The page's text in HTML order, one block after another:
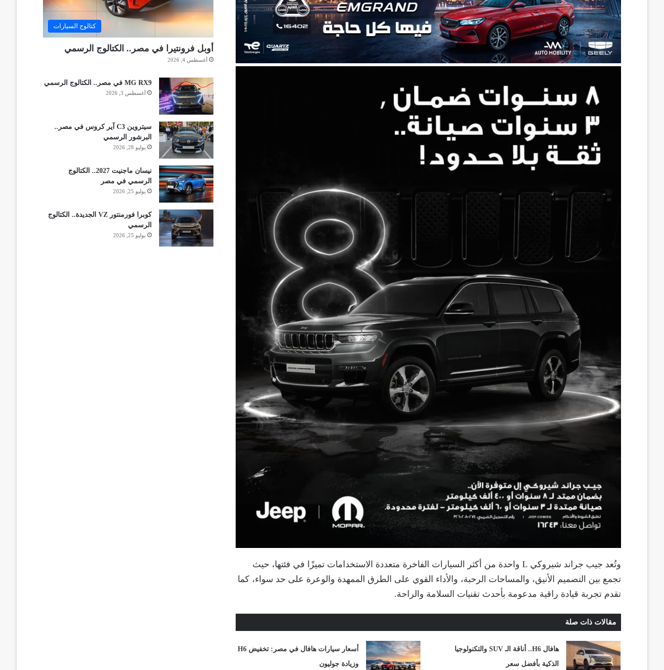
وتُعد جيب جراند شيروكي L واحدة من أكثر السيارات الفاخرة متعددة الاستخدامات تميزًا في فئتها، حيث
تجمع بين التصميم الأنيق، والمساحات الرحبة، والأداء القوي على الطرق الممهدة والوعرة على حد سواء، كما
تقدم تجربة قيادة راقية مدعومة بأحدث تقنيات السلامة والراحة.
مقالات ذات صلة
هافال H6.. أناقة الـ SUV والتكنولوجيا
الذكية بأفضل سعر
أسعار سيارات هافال في مصر: تخفيض H6
وزيادة جوليون
كتالوج السيارات
أوبل فرونتيرا في مصر.. الكتالوج الرسمي
أغسطس 4, 2026
MG RX9 في مصر.. الكتالوج الرسمي
أغسطس 3, 2026
سيتروين C3 آير كروس في مصر..
البرشور الرسمي
يوليو 28, 2026
نيسان ماجنيت 2027.. الكتالوج
الرسمي في مصر
يوليو 25, 2026
كوبرا فورمنتور VZ الجديدة.. الكتالوج
الرسمي
يوليو 25, 2026